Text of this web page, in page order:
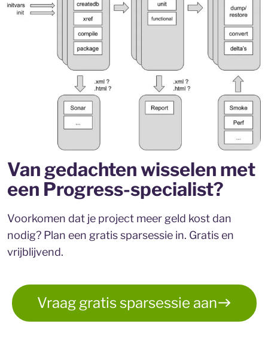
Van gedachten wisselen met
een Progress-specialist?
Voorkomen dat je project meer geld kost dan
nodig? Plan een gratis sparsessie in. Gratis en
vrijblijvend.
Vraag gratis sparsessie aan